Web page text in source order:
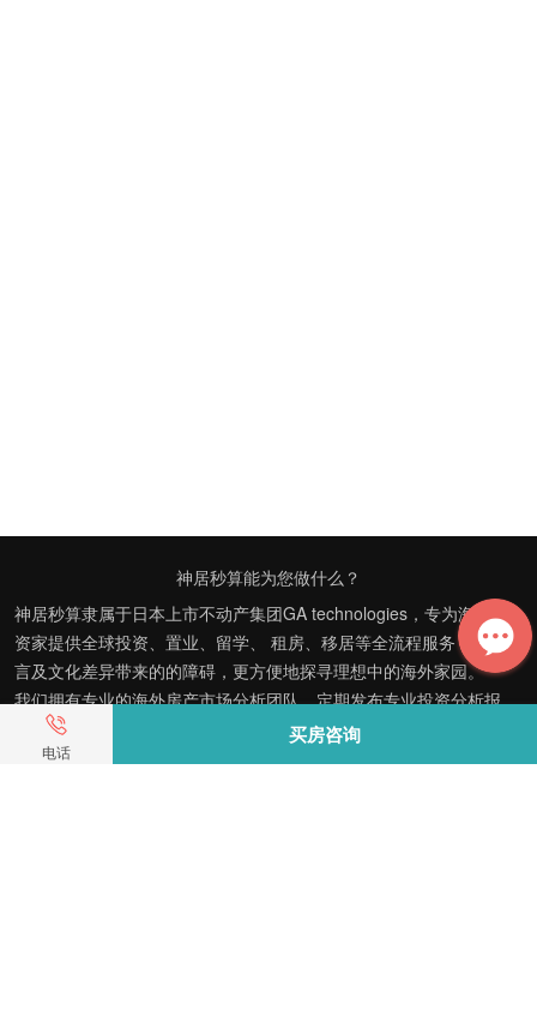
电话
买房咨询
神居秒算能为您做什么？
神居秒算隶属于日本上市不动产集团GA technologies，专为海外投
资家提供全球投资、置业、留学、 租房、移居等全流程服务，打破语
言及文化差异带来的的障碍，更方便地探寻理想中的海外家园。
我们拥有专业的海外房产市场分析团队，定期发布专业投资分析报
告，助您做出更高效、更精准的投资决策。
神居秒算——开启您的海外置业之旅！